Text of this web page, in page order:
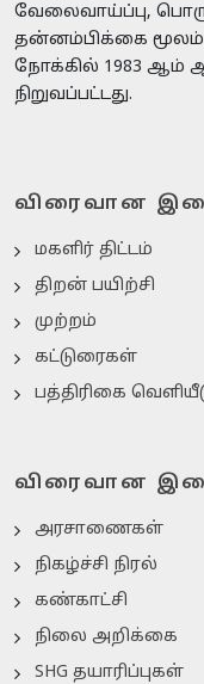
வேலைவாய்ப்பு,
தன்னம்பிக்கை மூலம்
நோக்கில் 1983 ஆம்
நிறுவப்பட்டது.
விரைவான
மகளிர் திட்டம்
திறன் பயிற்சி
முற்றம்
கட்டுரைகள்
பத்திரிகை
விரைவான
அரசாணைகள்
நிகழ்ச்சி நிரல்
கண்காட்சி
நிலை அறிக்கை
SHG தயாரிப்புகள்